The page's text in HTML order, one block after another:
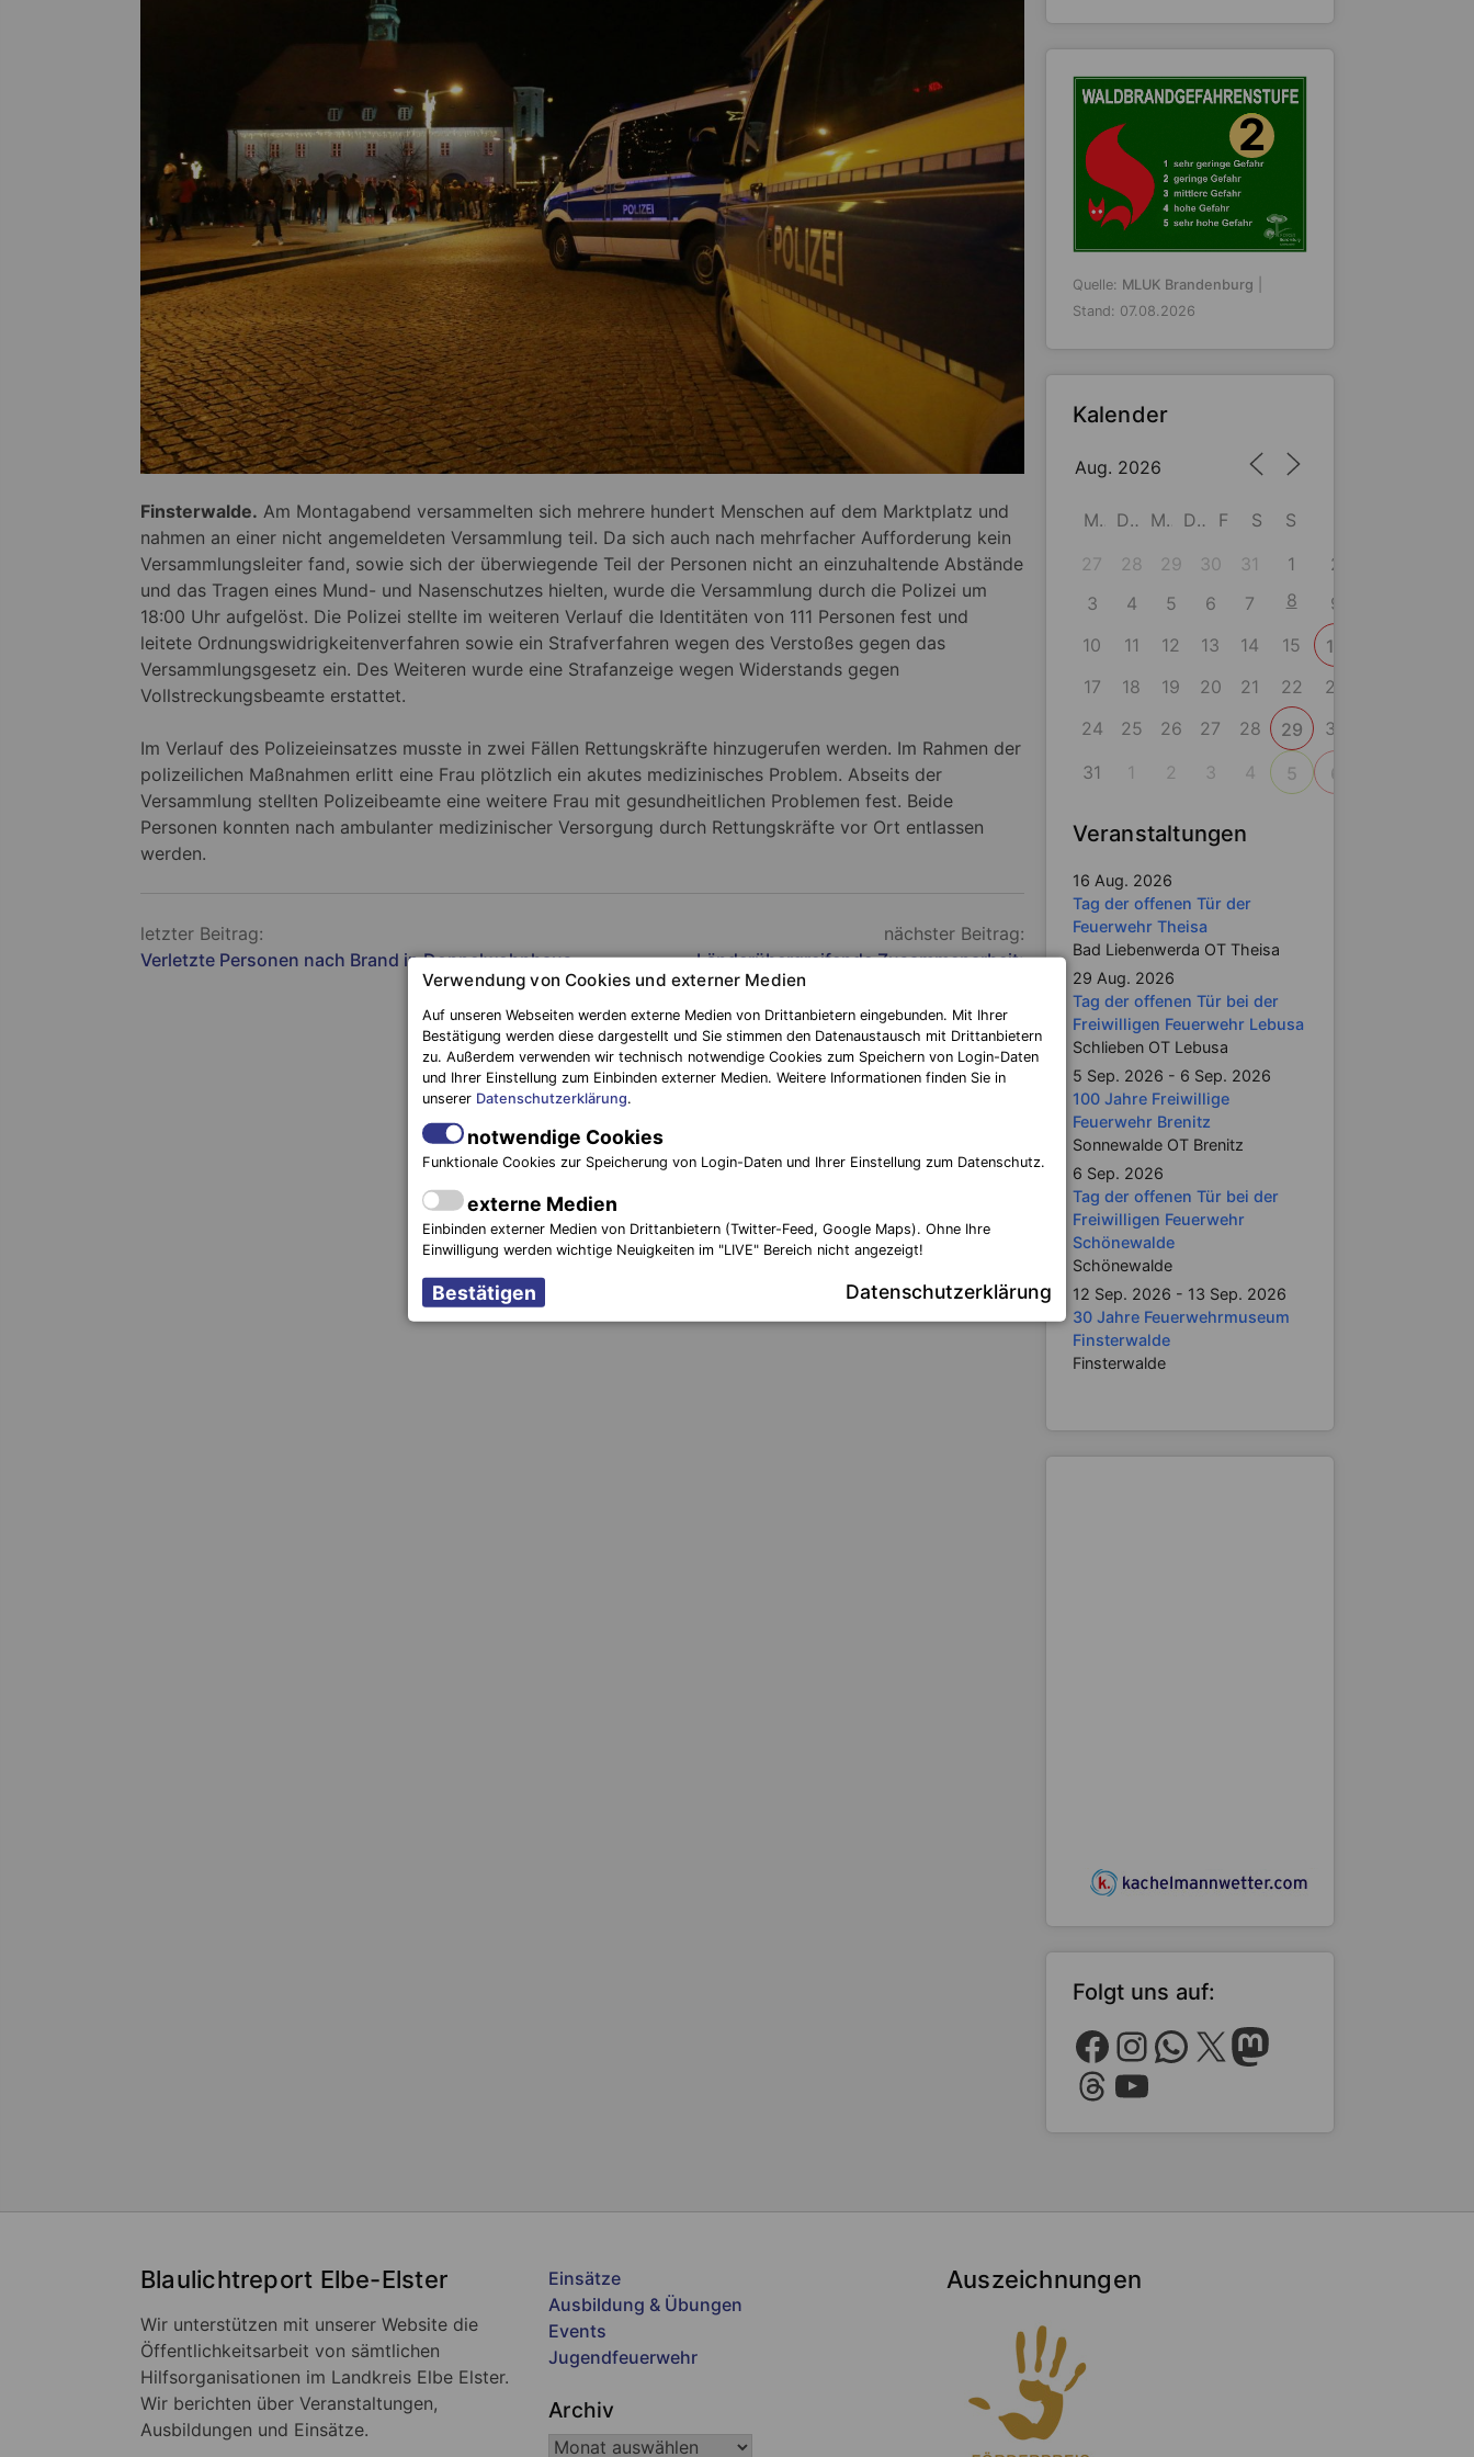
Finsterwalde. Am Montagabend versammelten sich mehrere hundert Menschen auf dem Marktplatz und
nahmen an einer nicht angemeldeten Versammlung teil. Da sich auch nach mehrfacher Aufforderung kein
Versammlungsleiter fand, sowie sich der überwiegende Teil der Personen nicht an einzuhaltende Abstände
und das Tragen eines Mund- und Nasenschutzes hielten, wurde die Versammlung durch die Polizei um
18:00 Uhr aufgelöst. Die Polizei stellte im weiteren Verlauf die Identitäten von 111 Personen fest und
leitete Ordnungswidrigkeitenverfahren sowie ein Strafverfahren wegen des Verstoßes gegen das
Versammlungsgesetz ein. Des Weiteren wurde eine Strafanzeige wegen Widerstands gegen
Vollstreckungsbeamte erstattet.
Im Verlauf des Polizeieinsatzes musste in zwei Fällen Rettungskräfte hinzugerufen werden. Im Rahmen der
polizeilichen Maßnahmen erlitt eine Frau plötzlich ein akutes medizinisches Problem. Abseits der
Versammlung stellten Polizeibeamte eine weitere Frau mit gesundheitlichen Problemen fest. Beide
Personen konnten nach ambulanter medizinischer Versorgung durch Rettungskräfte vor Ort entlassen
werden.
Beitragsnavigation
letzter Beitrag:
Verletzte Personen nach Brand in Doppelwohnhaus
nächster Beitrag:
Länderübergreifende Zusammenarbeit:
Unterzeichnung der Löschhilfevereinbarungen
2
Quelle: MLUK Brandenburg
Stand: 07.08.2026
Kalender
Aug. 2026
M D M D F S
S
27
28 29 30 31 1
2
3
4 5 6 7 8
9
10
11 12 13 14 15
16
17
18 19 20 21 22
23
24
25 26 27 28 29
30
31
1 2 3 4 5 6
Veranstaltungen
16 Aug. 2026
Tag der offenen Tür der
Feuerwehr Theisa
Bad Liebenwerda OT Theisa
29 Aug. 2026
Tag der offenen Tür bei der
Freiwilligen Feuerwehr Lebusa
Schlieben OT Lebusa
5 Sep. 2026 - 6 Sep. 2026
100 Jahre Freiwillige
Feuerwehr Brenitz
Sonnewalde OT Brenitz
6 Sep. 2026
Tag der offenen Tür bei der
Freiwilligen Feuerwehr
Schönewalde
Schönewalde
12 Sep. 2026 - 13 Sep. 2026
30 Jahre Feuerwehrmuseum
Finsterwalde
Finsterwalde
Folgt uns auf:
Facebook
Instagram
WhatsApp
X Mastodon
Threads
YouTube
Blaulichtreport Elbe-Elster
Wir unterstützen mit unserer Website die
Öffentlichkeitsarbeit von sämtlichen
Hilfsorganisationen im Landkreis Elbe Elster.
Wir berichten über Veranstaltungen,
Ausbildungen und Einsätze.
Einsätze
Ausbildung & Übungen
Events
Jugendfeuerwehr
Archiv
Auszeichnungen
Verwendung von Cookies und externer Medien
Auf unseren Webseiten werden externe Medien von Drittanbietern eingebunden. Mit Ihrer
Bestätigung werden diese dargestellt und Sie stimmen den Datenaustausch mit Drittanbietern
zu. Außerdem verwenden wir technisch notwendige Cookies zum Speichern von Login-Daten
und Ihrer Einstellung zum Einbinden externer Medien. Weitere Informationen finden Sie in
unserer Datenschutzerklärung.
notwendige Cookies
Funktionale Cookies zur Speicherung von Login-Daten und Ihrer Einstellung zum Datenschutz.
externe Medien
Einbinden externer Medien von Drittanbietern (Twitter-Feed, Google Maps). Ohne Ihre
Einwilligung werden wichtige Neuigkeiten im "LIVE" Bereich nicht angezeigt!
Datenschutzerklärung